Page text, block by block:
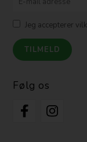
Jeg accepterer
Følg os